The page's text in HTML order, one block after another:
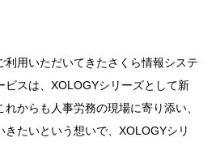
利用いただいてきたさくら情報システ
ビスは、XOLOGYシリーズとして新
からも人事労務の現場に寄り添い、
たいという想いで、XOLOGYシリ